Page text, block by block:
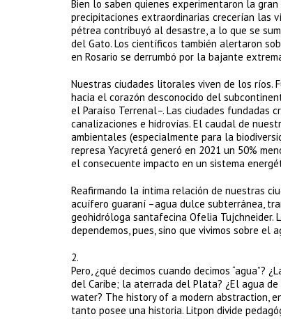
Bien lo saben quienes experimentaron la
precipitaciones extraordinarias crecerían las
pétrea contribuyó al desastre, a lo que se
del Gato. Los científicos también alertaron
en Rosario se derrumbó por la bajante
Nuestras ciudades litorales viven de los ríos.
hacia el corazón desconocido del
el Paraíso Terrenal–. Las ciudades fundadas
canalizaciones e hidrovías. El caudal de
ambientales (especialmente para la
represa Yacyretá generó en 2021 un 50%
el consecuente impacto en un sistema
Reafirmando la íntima relación de nuestras
acuífero guaraní –agua dulce subterránea,
geohidróloga santafecina Ofelia Tujchneider.
dependemos, pues, sino que vivimos sobre el
2.
Pero, ¿qué decimos cuando decimos
del Caribe; la aterrada del Plata? ¿El agua
water? The history of a modern abstraction,
tanto posee una historia. Litpon divide